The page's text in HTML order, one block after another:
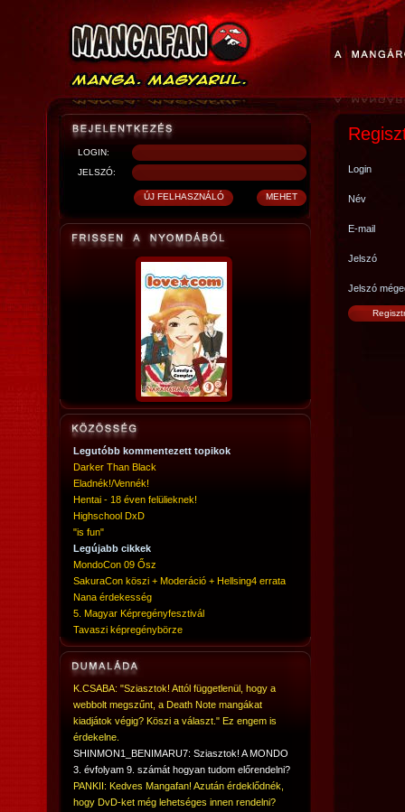
LOGIN:
JELSZÓ:
Legutóbb kommentezett topikok
Darker Than Black
Eladnék!/Vennék!
Hentai - 18 éven felülieknek!
Highschool DxD
"is fun"
Legújabb cikkek
MondoCon 09 Ősz
SakuraCon köszi + Moderáció + Hellsing4 errata
Nana érdekesség
5. Magyar Képregényfesztivál
Tavaszi képregénybörze
K.CSABA: "Sziasztok! Attól függetlenül, hogy a
webbolt megszűnt, a Death Note mangákat
kiadjátok végig? Köszi a választ." Ez engem is
érdekelne.
SHINMON1_BENIMARU7: Sziasztok! A MONDO
3. évfolyam 9. számát hogyan tudom előrendelni?
PANKII: Kedves Mangafan! Azután érdeklődnék,
hogy DvD-ket még lehetséges innen rendelni?
Login
Név
E-mail
Jelszó
Jelszó